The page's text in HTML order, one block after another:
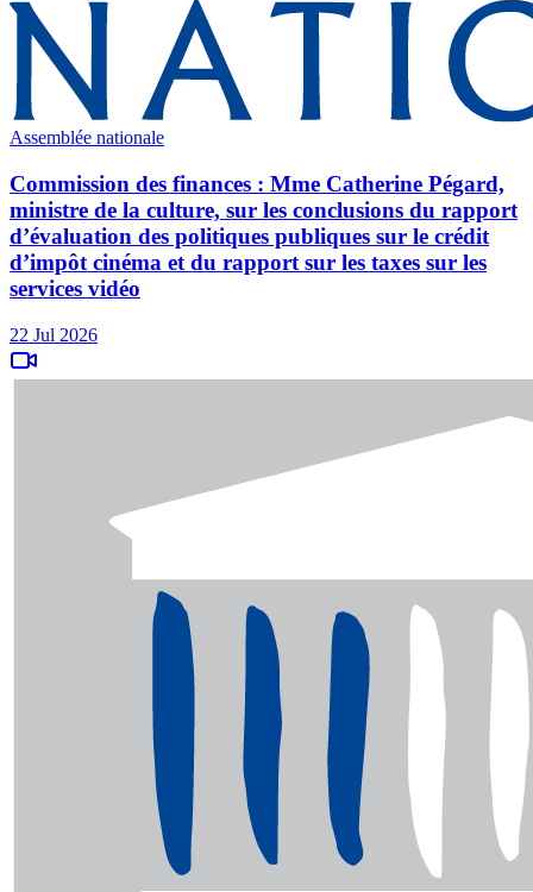
Assemblée nationale
Commission des finances : Mme Catherine Pégard,
ministre de la culture, sur les conclusions du rapport
d’évaluation des politiques publiques sur le crédit
d’impôt cinéma et du rapport sur les taxes sur les
services vidéo
22 Jul 2026